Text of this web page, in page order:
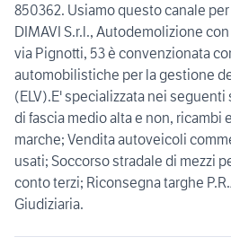
850362. Usiamo questo canale
DIMAVI S.r.l., Autodemolizione
via Pignotti, 53 è convenzionata
automobilistiche per la gestione
(ELV).E' specializzata nei
di fascia medio alta e non, ricambi
marche; Vendita autoveicoli
usati; Soccorso stradale di mezzi
conto terzi; Riconsegna targhe
Giudiziaria.